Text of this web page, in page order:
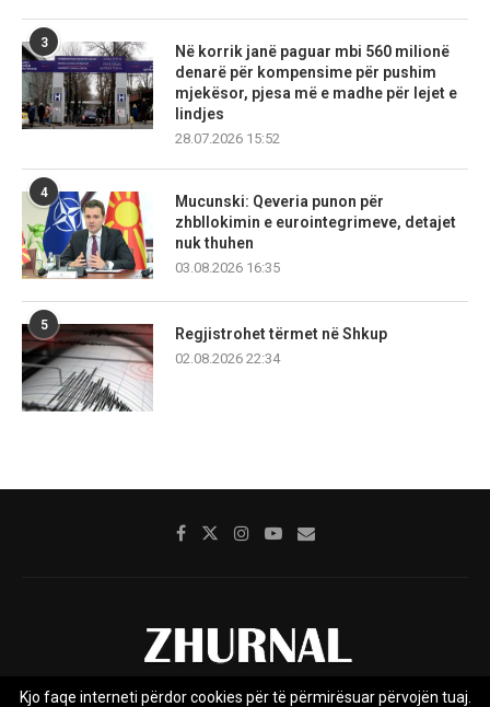
3
Në korrik janë paguar mbi 560 milionë
denarë për kompensime për pushim
mjekësor, pjesa më e madhe për lejet e
lindjes
28.07.2026 15:52
4
Mucunski: Qeveria punon për
zhbllokimin e eurointegrimeve, detajet
nuk thuhen
03.08.2026 16:35
5
Regjistrohet tërmet në Shkup
02.08.2026 22:34
Kjo faqe interneti përdor cookies për të përmirësuar përvojën tuaj.